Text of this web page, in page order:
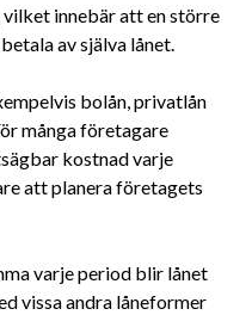
innebär att en större
av själva lånet.
bolån, privatlån
många företagare
kostnad varje
att planera företagets
varje period blir lånet
vissa andra låneformer